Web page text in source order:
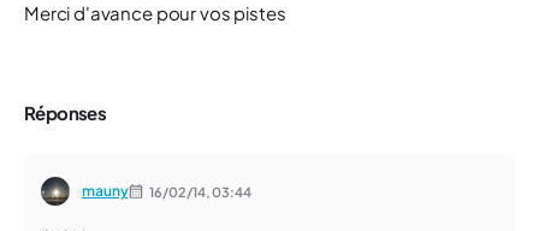
Merci d'avance pour vos pistes
Réponses
mauny 16/02/14,03:44